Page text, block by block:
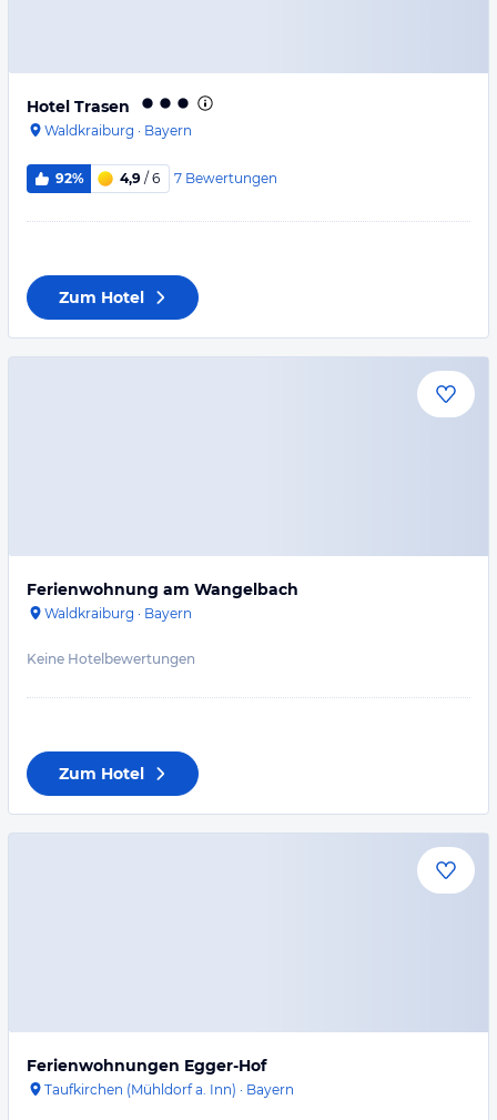
Hotel Trasen
Waldkraiburg · Bayern
92% 4,9 / 6 7 Bewertungen
Zum Hotel
Ferienwohnung am Wangelbach
Waldkraiburg · Bayern
Keine Hotelbewertungen
Zum Hotel
Ferienwohnungen Egger-Hof
Taufkirchen (Mühldorf a. Inn) · Bayern